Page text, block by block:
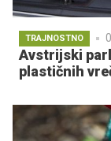
TRAJNOSTNO
Avstrijski
plastičnih